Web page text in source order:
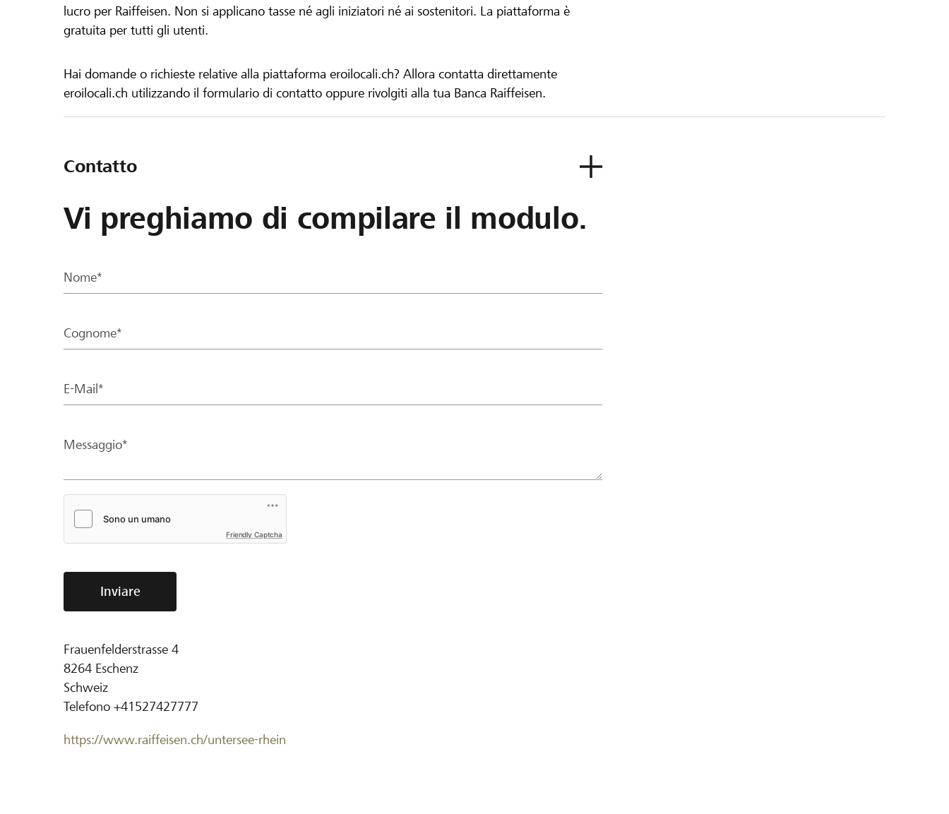
lucro per Raiffeisen. Non si applicano tasse né agli iniziatori né ai sostenitori. La piattaforma è
gratuita per tutti gli utenti.
Hai domande o richieste relative alla piattaforma eroilocali.ch? Allora contatta direttamente
eroilocali.ch utilizzando il formulario di contatto oppure rivolgiti alla tua Banca Raiffeisen.
Contatto
Vi preghiamo di compilare il modulo.
Nome*
Cognome*
E-Mail*
Messaggio*
Friendly Captcha
Inviare
Frauenfelderstrasse 4
8264 Eschenz
Schweiz
Telefono +41527427777
https://www.raiffeisen.ch/untersee-rhein